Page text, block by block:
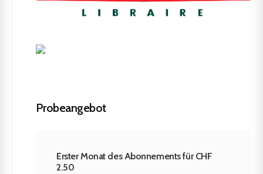
Probeangebot
Erster Monat des Abonnements für CHF
2.50